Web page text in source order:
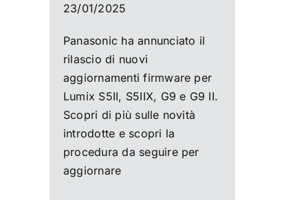
23/01/2025
Panasonic ha annunciato il
rilascio di nuovi
aggiornamenti firmware per
Lumix S5II, S5IIX, G9 e G9 II.
Scopri di più sulle novità
introdotte e scopri la
procedura da seguire per
aggiornare